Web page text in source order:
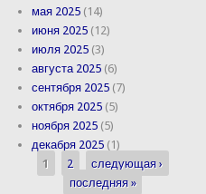
мая 2025 (14)
июня 2025 (12)
июля 2025 (3)
августа 2025 (6)
сентября 2025 (7)
октября 2025 (5)
ноября 2025 (5)
декабря 2025 (1)
Страницы
1 2
следующая ›
последняя »